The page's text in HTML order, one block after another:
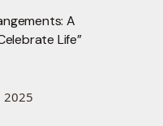
A
Life”
2025